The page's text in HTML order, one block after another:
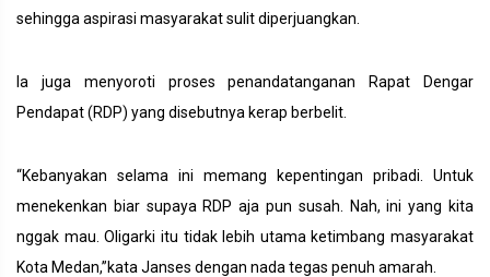
sehingga aspirasi masyarakat sulit diperjuangkan.
Ia juga menyoroti proses penandatanganan Rapat Dengar
Pendapat (RDP) yang disebutnya kerap berbelit.
“Kebanyakan selama ini memang kepentingan pribadi. Untuk
menekenkan biar supaya RDP aja pun susah. Nah, ini yang kita
nggak mau. Oligarki itu tidak lebih utama ketimbang masyarakat
Kota Medan,”kata Janses dengan nada tegas penuh amarah.